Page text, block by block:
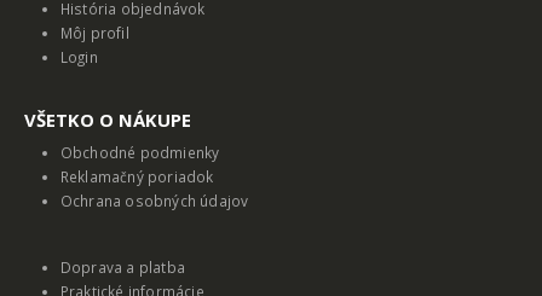
História objednávok
Môj profil
Login
VŠETKO O NÁKUPE
Obchodné podmienky
Reklamačný poriadok
Ochrana osobných údajov
Doprava a platba
Praktické informácie